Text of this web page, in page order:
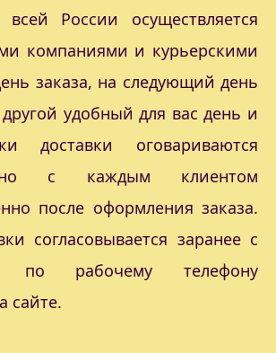
России осуществляется
компаниями и курьерскими
заказа, на следующий день
удобный для вас день и
доставки оговариваются
с каждым клиентом
после оформления заказа.
согласовывается заранее с
по рабочему телефону
сайте.